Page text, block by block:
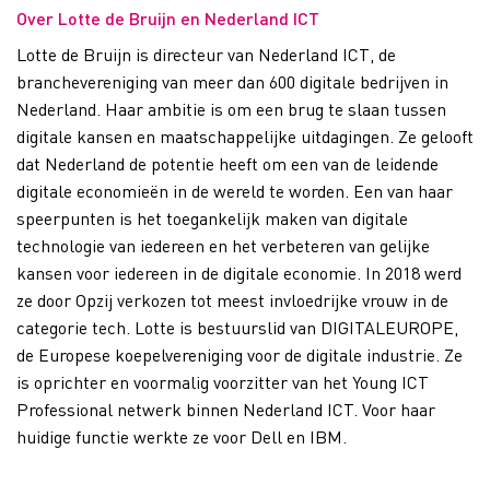
Over Lotte de Bruijn en Nederland ICT
Lotte de Bruijn is directeur van Nederland ICT, de
branchevereniging van meer dan 600 digitale bedrijven in
Nederland. Haar ambitie is om een brug te slaan tussen
digitale kansen en maatschappelijke uitdagingen. Ze gelooft
dat Nederland de potentie heeft om een van de leidende
digitale economieën in de wereld te worden. Een van haar
speerpunten is het toegankelijk maken van digitale
technologie van iedereen en het verbeteren van gelijke
kansen voor iedereen in de digitale economie. In 2018 werd
ze door Opzij verkozen tot meest invloedrijke vrouw in de
categorie tech. Lotte is bestuurslid van DIGITALEUROPE,
de Europese koepelvereniging voor de digitale industrie. Ze
is oprichter en voormalig voorzitter van het Young ICT
Professional netwerk binnen Nederland ICT. Voor haar
huidige functie werkte ze voor Dell en IBM.